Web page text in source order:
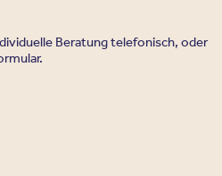
Beratung telefonisch, oder